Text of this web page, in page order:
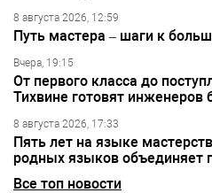
8 августа 2026, 12:59
Путь мастера – шаги к
Вчера, 19:15
От первого класса до
Тихвине готовят инженеров
8 августа 2026, 17:33
Пять лет на языке
родных языков объединяет
Все топ новости